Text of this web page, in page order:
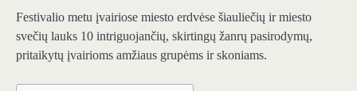
Festivalio metu įvairiose miesto erdvėse šiauliečių ir miesto
svečių lauks 10 intriguojančių, skirtingų žanrų pasirodymų,
pritaikytų įvairioms amžiaus grupėms ir skoniams.